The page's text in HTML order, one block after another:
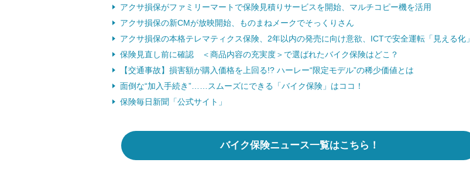
アクサ損保がファミリーマートで保険見積りサービスを開始、マルチコピー機を活用
アクサ損保の新CMが放映開始、ものまねメークでそっくりさん
アクサ損保の本格テレマティクス保険、2年以内の発売に向け意欲、ICTで安全運転「見える化」
保険見直し前に確認 ＜商品内容の充実度＞で選ばれたバイク保険はどこ？
【交通事故】損害額が購入価格を上回る!? ハーレー“限定モデル”の稀少価値とは
面倒な“加入手続き”……スムーズにできる「バイク保険」はココ！
保険毎日新聞「公式サイト」
バイク保険ニュース一覧はこちら！